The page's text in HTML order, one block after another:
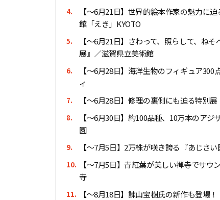
4.
【〜6月21日】世界的絵本作家の魅力に
館「えき」KYOTO
5.
【〜6月21日】さわって、照らして、ね
展』／滋賀県立美術館
6.
【〜6月28日】海洋生物のフィギュア
ィ
7. 【〜6月28日】修理の裏側にも迫る特別
8.
【〜6月30日】約100品種、10万本のア
園
9. 【～7月5日】2万株が咲き誇る『あじさ
10.
【〜7月5日】青紅葉が美しい禅寺でサ
寺
11. 【〜8月18日】諫山宝樹氏の新作も登場